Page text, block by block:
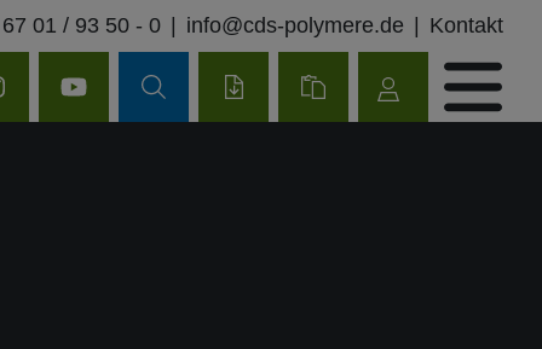
01 / 93 50 - 0 info@cds-polymere.de Kontakt